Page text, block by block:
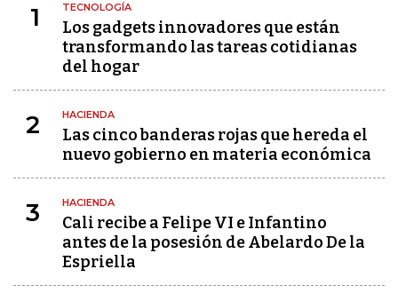
1 TECNOLOGÍA
Los gadgets innovadores que están
transformando las tareas cotidianas
del hogar
2 HACIENDA
Las cinco banderas rojas que hereda el
nuevo gobierno en materia económica
3 HACIENDA
Cali recibe a Felipe VI e Infantino
antes de la posesión de Abelardo De la
Espriella